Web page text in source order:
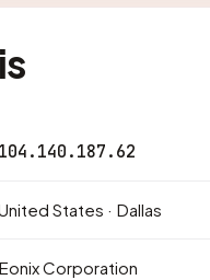
104.140.187.62
States · Dallas
Eonix Corporation